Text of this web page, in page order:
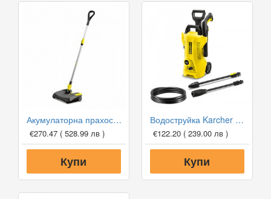
Акумулаторна прахосмукачка Karcher EB 30/1 Li-Ion
€270.47 ( 528.99 лв )
Купи
Водоструйка Karcher K2 Power Control
€122.20 ( 239.00 лв )
Купи